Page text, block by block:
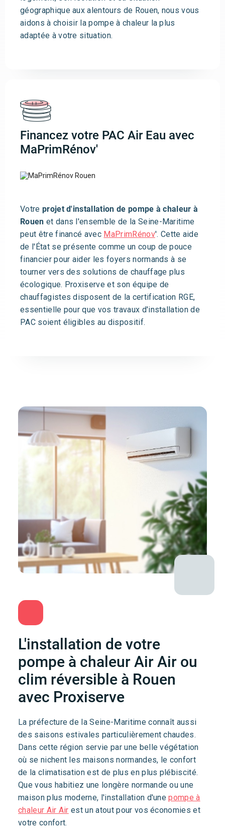
géographique aux alentours de Rouen, nous vous
aidons à choisir la pompe à chaleur la plus
adaptée à votre situation.
Financez votre PAC Air Eau avec
MaPrimRénov'
Votre projet d'installation de pompe à chaleur à
Rouen et dans l'ensemble de la Seine-Maritime
peut être financé avec MaPrimRénov'. Cette aide
de l'État se présente comme un coup de pouce
financier pour aider les foyers normands à se
tourner vers des solutions de chauffage plus
écologique. Proxiserve et son équipe de
chauffagistes disposent de la certification RGE,
essentielle pour que vos travaux d'installation de
PAC soient éligibles au dispositif.
L'installation de votre
pompe à chaleur Air Air ou
clim réversible à Rouen
avec Proxiserve
La préfecture de la Seine-Maritime connaît aussi
des saisons estivales particulièrement chaudes.
Dans cette région servie par une belle végétation
où se nichent les maisons normandes, le confort
de la climatisation est de plus en plus plébiscité.
Que vous habitiez une longère normande ou une
maison plus moderne, l'installation d'unepompe à
chaleur Air Air est un atout pour vos économies et
votre confort.